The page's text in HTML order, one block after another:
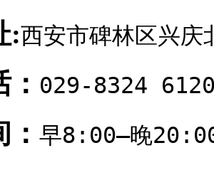
:西安市碑林区兴
029-8324
早8:00—晚